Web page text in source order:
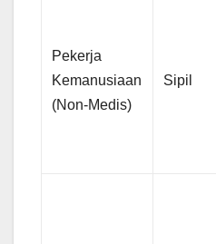
Pekerja
Kemanusiaan
(Non-Medis)
Sipil